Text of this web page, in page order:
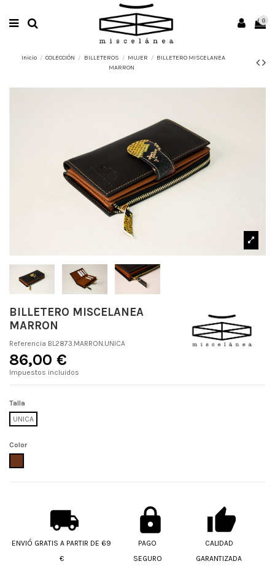
0
Inicio COLECCIÓN BILLETEROS MUJER
BILLETERO MISCELANEA
MARRON
BILLETERO MISCELANEA
MARRON
Referencia BL2873.MARRON.UNICA
86,00 €
Impuestos incluidos
Talla
UNICA
Color
ENVIÓ GRATIS A PARTIR DE 69
€
PAGO
SEGURO
CALIDAD
GARANTIZADA